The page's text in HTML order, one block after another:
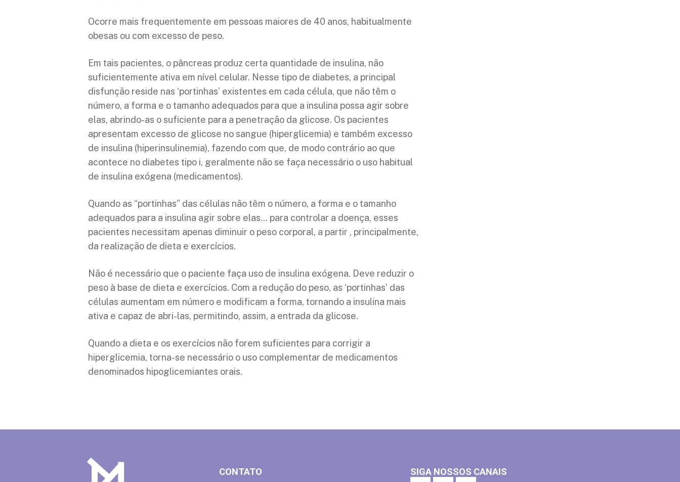
Ocorre mais frequentemente em pessoas maiores de 40 anos, habitualmente
obesas ou com excesso de peso.
Em tais pacientes, o pâncreas produz certa quantidade de insulina, não
suficientemente ativa em nível celular. Nesse tipo de diabetes, a principal
disfunção reside nas ‘portinhas’ existentes em cada célula, que não têm o
número, a forma e o tamanho adequados para que a insulina possa agir sobre
elas, abrindo-as o suficiente para a penetração da glicose. Os pacientes
apresentam excesso de glicose no sangue (hiperglicemia) e também excesso
de insulina (hiperinsulinemia), fazendo com que, de modo contrário ao que
acontece no diabetes tipo i, geralmente não se faça necessário o uso habitual
de insulina exógena (medicamentos).
Quando as “portinhas” das células não têm o número, a forma e o tamanho
adequados para a insulina agir sobre elas… para controlar a doença, esses
pacientes necessitam apenas diminuir o peso corporal, a partir , principalmente,
da realização de dieta e exercícios.
Não é necessário que o paciente faça uso de insulina exógena. Deve reduzir o
peso à base de dieta e exercícios. Com a redução do peso, as ‘portinhas’ das
células aumentam em número e modificam a forma, tornando a insulina mais
ativa e capaz de abri-las, permitindo, assim, a entrada da glicose.
Quando a dieta e os exercícios não forem suficientes para corrigir a
hiperglicemia, torna-se necessário o uso complementar de medicamentos
denominados hipoglicemiantes orais.
CONTATO SIGA NOSSOS CANAIS